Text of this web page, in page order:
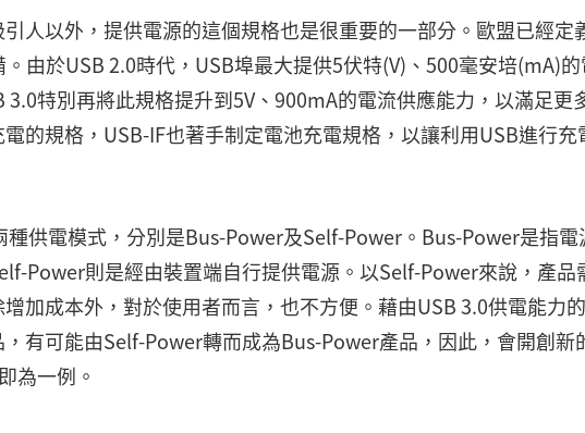
人以外，提供電源的這個規格也是很重要的一部分。歐盟已經定
由於USB 2.0時代，USB埠最大提供5伏特(V)、500毫安培(mA)
特別再將此規格提升到5V、900mA的電流供應能力，以滿足更
的規格，USB-IF也著手制定電池充電規格，以讓利用USB進行充
種供電模式，分別是Bus-Power及Self-Power。Bus-Power是指電
Power則是經由裝置端自行提供電源。以Self-Power來說，產品
加成本外，對於使用者而言，也不方便。藉由USB 3.0供電能力
有可能由Self-Power轉而成為Bus-Power產品，因此，會開創新
為一例。